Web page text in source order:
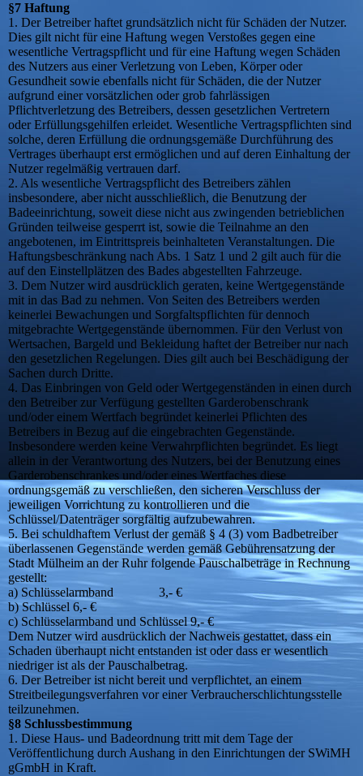
§7 Haftung
1. Der Betreiber haftet grundsätzlich nicht für Schäden der Nutzer.
Dies gilt nicht für eine Haftung wegen Verstoßes gegen eine
wesentliche Vertragspflicht und für eine Haftung wegen Schäden
des Nutzers aus einer Verletzung von Leben, Körper oder
Gesundheit sowie ebenfalls nicht für Schäden, die der Nutzer
aufgrund einer vorsätzlichen oder grob fahrlässigen
Pflichtverletzung des Betreibers, dessen gesetzlichen Vertretern
oder Erfüllungsgehilfen erleidet. Wesentliche Vertragspflichten sind
solche, deren Erfüllung die ordnungsgemäße Durchführung des
Vertrages überhaupt erst ermöglichen und auf deren Einhaltung der
Nutzer regelmäßig vertrauen darf.
2. Als wesentliche Vertragspflicht des Betreibers zählen
insbesondere, aber nicht ausschließlich, die Benutzung der
Badeeinrichtung, soweit diese nicht aus zwingenden betrieblichen
Gründen teilweise gesperrt ist, sowie die Teilnahme an den
angebotenen, im Eintrittspreis beinhalteten Veranstaltungen. Die
Haftungsbeschränkung nach Abs. 1 Satz 1 und 2 gilt auch für die
auf den Einstellplätzen des Bades abgestellten Fahrzeuge.
3. Dem Nutzer wird ausdrücklich geraten, keine Wertgegenstände
mit in das Bad zu nehmen. Von Seiten des Betreibers werden
keinerlei Bewachungen und Sorgfaltspflichten für dennoch
mitgebrachte Wertgegenstände übernommen. Für den Verlust von
Wertsachen, Bargeld und Bekleidung haftet der Betreiber nur nach
den gesetzlichen Regelungen. Dies gilt auch bei Beschädigung der
Sachen durch Dritte.
4. Das Einbringen von Geld oder Wertgegenständen in einen durch
den Betreiber zur Verfügung gestellten Garderobenschrank
und/oder einem Wertfach begründet keinerlei Pflichten des
Betreibers in Bezug auf die eingebrachten Gegenstände.
Insbesondere werden keine Verwahrpflichten begründet. Es liegt
allein in der Verantwortung des Nutzers, bei der Benutzung eines
Garderobenschrankes und/oder eines Wertfaches diese
ordnungsgemäß zu verschließen, den sicheren Verschluss der
jeweiligen Vorrichtung zu kontrollieren und die
Schlüssel/Datenträger sorgfältig aufzubewahren.
5. Bei schuldhaftem Verlust der gemäß § 4 (3) vom Badbetreiber
überlassenen Gegenstände werden gemäß Gebührensatzung der
Stadt Mülheim an der Ruhr folgende Pauschalbeträge in Rechnung
gestellt:
a) Schlüsselarmband 3,- €
b) Schlüssel 6,- €
c) Schlüsselarmband und Schlüssel 9,- €
Dem Nutzer wird ausdrücklich der Nachweis gestattet, dass ein
Schaden überhaupt nicht entstanden ist oder dass er wesentlich
niedriger ist als der Pauschalbetrag.
6. Der Betreiber ist nicht bereit und verpflichtet, an einem
Streitbeilegungsverfahren vor einer Verbraucherschlichtungsstelle
teilzunehmen.
§8 Schlussbestimmung
1. Diese Haus- und Badeordnung tritt mit dem Tage der
Veröffentlichung durch Aushang in den Einrichtungen der SWiMH
gGmbH in Kraft.